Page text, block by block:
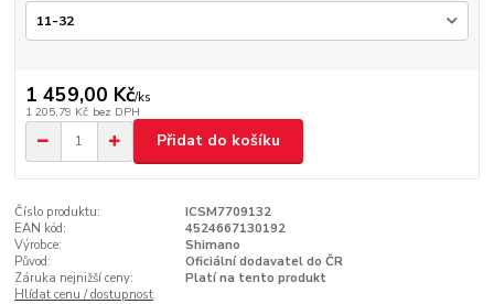
1 459,00 Kč/ks
1 205,79 Kč bez DPH
Přidat do košíku
Číslo produktu:
ICSM7709132
EAN kód:
4524667130192
Výrobce:
Shimano
Původ:
Oficiální dodavatel do ČR
Záruka nejnižší ceny:
Platí na tento produkt
Hlídat cenu / dostupnost